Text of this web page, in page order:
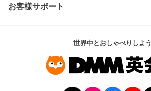
お客様サポート
世界中とおしゃべりしよう